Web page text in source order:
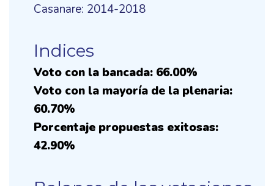
Casanare: 2014-2018
Indices
Voto con la bancada: 66.00%
Voto con la mayoría de la plenaria:
60.70%
Porcentaje propuestas exitosas:
42.90%